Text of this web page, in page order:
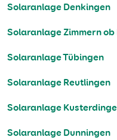
Solaranlage Denkingen
Solaranlage Zimmern
Solaranlage Tübingen
Solaranlage Reutlingen
Solaranlage
Solaranlage Dunningen